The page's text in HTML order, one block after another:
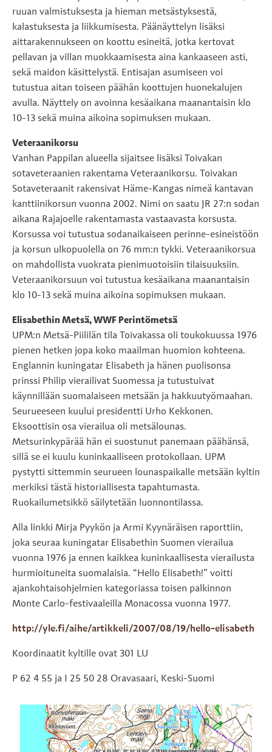
ruuan valmistuksesta ja hieman metsästyksestä,
kalastuksesta ja liikkumisesta. Päänäyttelyn lisäksi
aittarakennukseen on koottu esineitä, jotka kertovat
pellavan ja villan muokkaamisesta aina kankaaseen asti,
sekä maidon käsittelystä. Entisajan asumiseen voi
tutustua aitan toiseen päähän koottujen huonekalujen
avulla. Näyttely on avoinna kesäaikana maanantaisin klo
10-13 sekä muina aikoina sopimuksen mukaan.
Veteraanikorsu
Vanhan Pappilan alueella sijaitsee lisäksi Toivakan
sotaveteraanien rakentama Veteraanikorsu. Toivakan
Sotaveteraanit rakensivat Häme-Kangas nimeä kantavan
kanttiinikorsun vuonna 2002. Nimi on saatu JR 27:n sodan
aikana Rajajoelle rakentamasta vastaavasta korsusta.
Korsussa voi tutustua sodanaikaiseen perinne-esineistöön
ja korsun ulkopuolella on 76 mm:n tykki. Veteraanikorsua
on mahdollista vuokrata pienimuotoisiin tilaisuuksiin.
Veteraanikorsuun voi tutustua kesäaikana maanantaisin
klo 10-13 sekä muina aikoina sopimuksen mukaan.
Elisabethin Metsä, WWF Perintömetsä
UPM:n Metsä-Piililän tila Toivakassa oli toukokuussa 1976
pienen hetken jopa koko maailman huomion kohteena.
Englannin kuningatar Elisabeth ja hänen puolisonsa
prinssi Philip vierailivat Suomessa ja tutustuivat
käynnillään suomalaiseen metsään ja hakkuutyömaahan.
Seurueeseen kuului presidentti Urho Kekkonen.
Eksoottisin osa vierailua oli metsälounas.
Metsurinkypärää hän ei suostunut panemaan päähänsä,
sillä se ei kuulu kuninkaalliseen protokollaan. UPM
pystytti sittemmin seurueen lounaspaikalle metsään kyltin
merkiksi tästä historiallisesta tapahtumasta.
Ruokailumetsikkö säilytetään luonnontilassa.
Alla linkki Mirja Pyykön ja Armi Kyynäräisen raporttiin,
joka seuraa kuningatar Elisabethin Suomen vierailua
vuonna 1976 ja ennen kaikkea kuninkaallisesta vierailusta
hurmioituneita suomalaisia. “Hello Elisabeth!” voitti
ajankohtaisohjelmien kategoriassa toisen palkinnon
Monte Carlo-festivaaleilla Monacossa vuonna 1977.
http://yle.fi/aihe/artikkeli/2007/08/19/hello-elisabeth
Koordinaatit kyltille ovat 301 LU
P 62 4 55 ja I 25 50 28 Oravasaari, Keski-Suomi